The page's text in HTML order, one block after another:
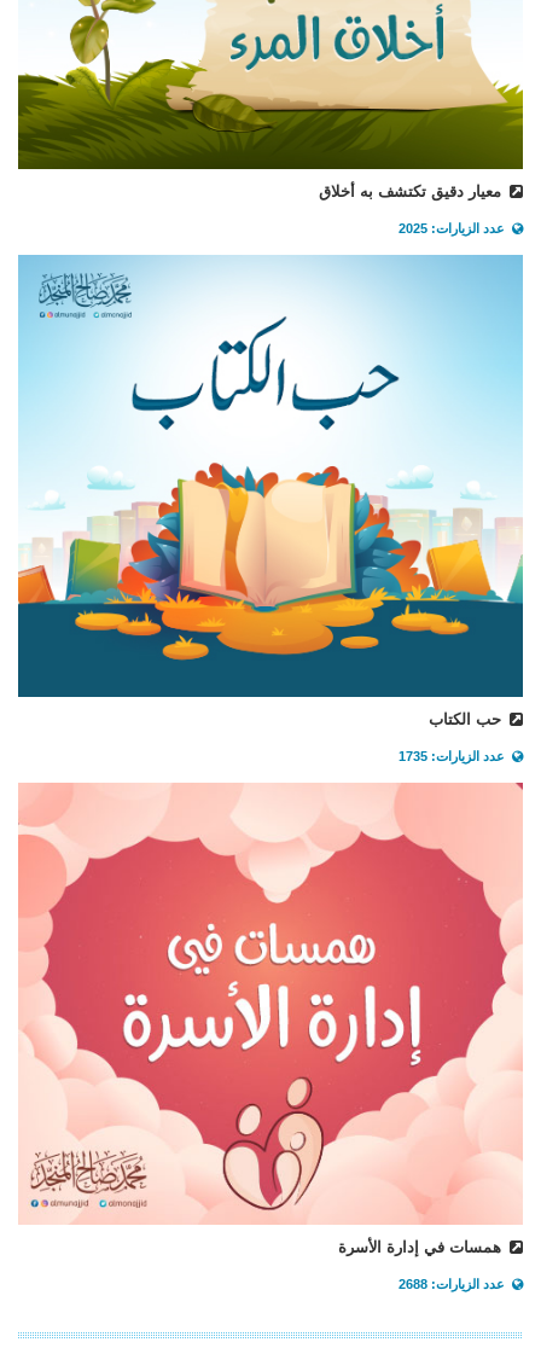
معيار دقيق تكتشف به أخلاق
عدد الزيارات: 2025
حب الكتاب
عدد الزيارات: 1735
همسات في إدارة الأسرة
عدد الزيارات: 2688